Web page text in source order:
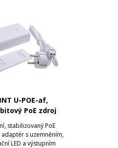
U-POE-af,
PoE zdroj
48V/0.3A, 15W
stabilizovaný PoE
s uzemněním,
LED a výstupním